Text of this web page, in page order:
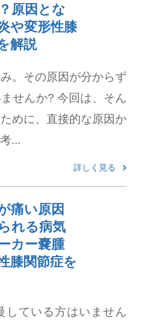
原因とな
や変形性膝
解説
。その原因が分からず
せんか? 今回は、そん
めに、直接的な原因か
...
詳しく見る
痛い原因
れる病気
カー嚢腫
膝関節症を
している方はいません